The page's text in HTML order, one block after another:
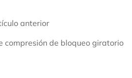
anterior
compresión de bloqueo giratorio